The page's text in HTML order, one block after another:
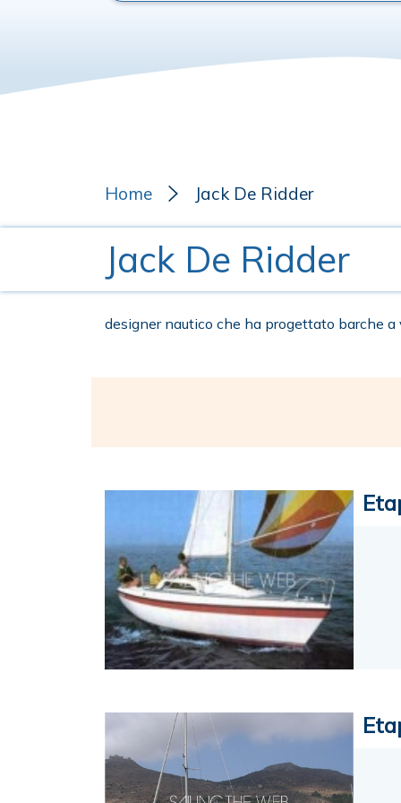
Home Jack De Ridder
Jack De Ridder
designer nautico che ha progettato barche a